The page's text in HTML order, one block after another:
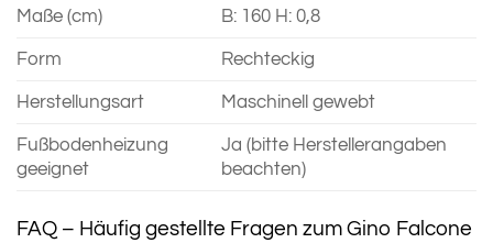
Maße (cm) B: 160 H: 0,8
Form Rechteckig
Herstellungsart Maschinell gewebt
Fußbodenheizung
geeignet
Ja (bitte Herstellerangaben
beachten)
FAQ – Häufig gestellte Fragen zum Gino Falcone